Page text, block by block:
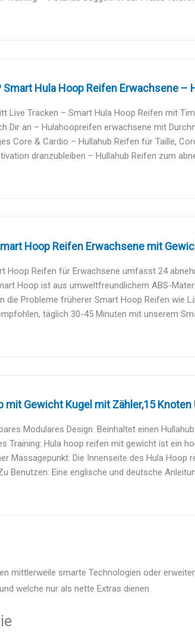
Smart Hula Hoop Reifen Erwachsene
Live Tracken – Smart Hula Hoop Reifen mit
Dir an – Hulahoopreifen erwachsene mit
Core & Cardio – Hullahub Reifen für Taille,
dranzubleiben – Hullahub Reifen zum
Hoop Reifen Erwachsene mit
Hoop Reifen für Erwachsene umfasst 24
Hoop ist aus umweltfreundlichem ABS-
die Probleme früherer Smart Hoop Reifen wie
täglich 30-45 Minuten mit unserem
mit Gewicht Kugel mit Zähler,15
Modulares Design: Beinhaltet einen
Training: Hula hoop reifen mit gewicht ist ein
Massagepunkt: Die Innenseite des Hula Hoop
Benutzen: Eine englische und deutsche
mittlerweile smarte Technologien oder
welche nur als nette Extras dienen.